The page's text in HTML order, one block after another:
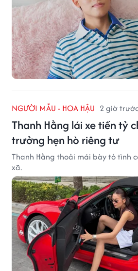
NGƯỜI MẪU - HOA HẬU 2 giờ
Thanh Hằng lái xe tiền tỷ
trưởng hẹn hò riêng tư
Thanh Hằng thoải mái bày tỏ tình
xã.